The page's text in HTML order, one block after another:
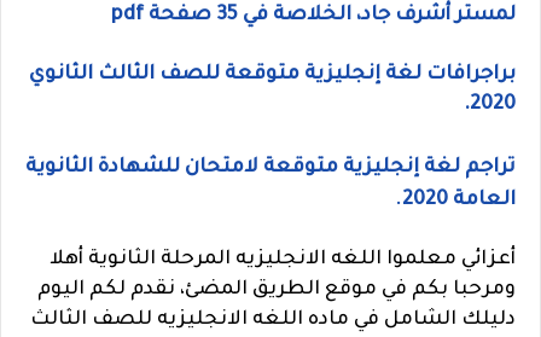
لمستر أشرف جاد، الخلاصة في 35 صفحة pdf
براجرافات لغة إنجليزية متوقعة للصف الثالث الثانوي
2020.
تراجم لغة إنجليزية متوقعة لامتحان للشهادة الثانوية
العامة 2020
.
أعزائي معلموا اللغه الانجليزيه المرحلة الثانوية أهلا
ومرحبا بكم في موقع الطريق المضئ، نقدم لكم اليوم
دليلك الشامل في ماده اللغه الانجليزيه للصف الثالث